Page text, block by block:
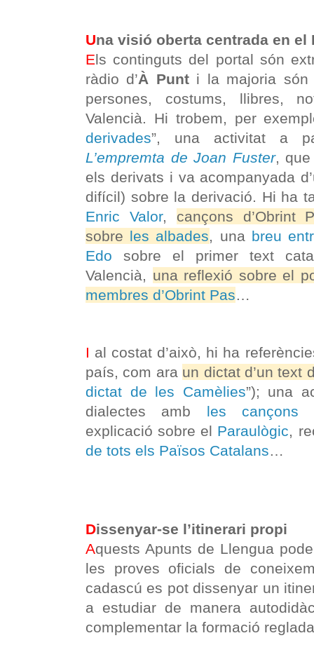
Una visió oberta centrada en el
Els continguts del portal són
ràdio d’À Punti la majoria són
persones, costums, llibres,
Valencià. Hi trobem, per
derivades”, una activitat a
L’empremta de Joan Fuster,
els derivats i va acompanyada
difícil) sobre la derivació. Hi ha
Enric Valor, cançons d’Obrint
sobre les albades, una breu
Edo sobre el primer text
Valencià, una reflexió sobre el
membres d’Obrint Pas…
I al costat d’això, hi ha
país, com ara un dictat d’un text
dictat de les Camèlies”); una
dialectes amb les cançons
explicació sobre el Paraulògic,
de tots els Països Catalans…
Dissenyar-se l’itinerari propi
Aquests Apunts de Llengua
les proves oficials de
cadascú es pot dissenyar un
a estudiar de manera
complementar la formació